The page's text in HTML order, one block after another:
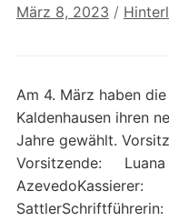
März 8, 2023 /
Am 4. März haben
Kaldenhausen ihren
Jahre gewählt.
Vorsitzende: Luana